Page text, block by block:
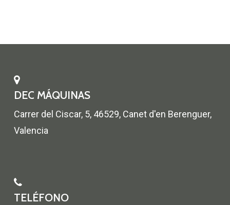
DEC MÁQUINAS
Carrer del Ciscar, 5, 46529, Canet d'en Berenguer,
Valencia
TELÉFONO